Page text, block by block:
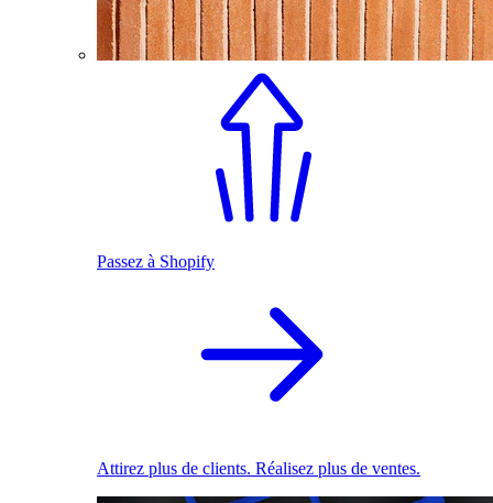
Passez à Shopify
Attirez plus de clients. Réalisez plus de ventes.